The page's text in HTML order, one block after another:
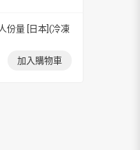
份量 [日本](冷凍
加入購物車